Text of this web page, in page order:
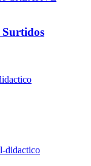
Surtidos